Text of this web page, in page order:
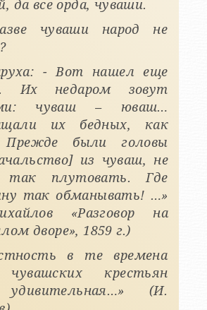
да все орда, чуваши.
чуваши народ не
- Вот нашел еще
Их недаром зовут
чуваш – юваш…
их бедных, как
Прежде были головы
из чуваш, не
так плутовать. Где
так обманывать! …»
«Разговор на
дворе», 1859 г.)
в те времена
чувашских крестьян
(И.